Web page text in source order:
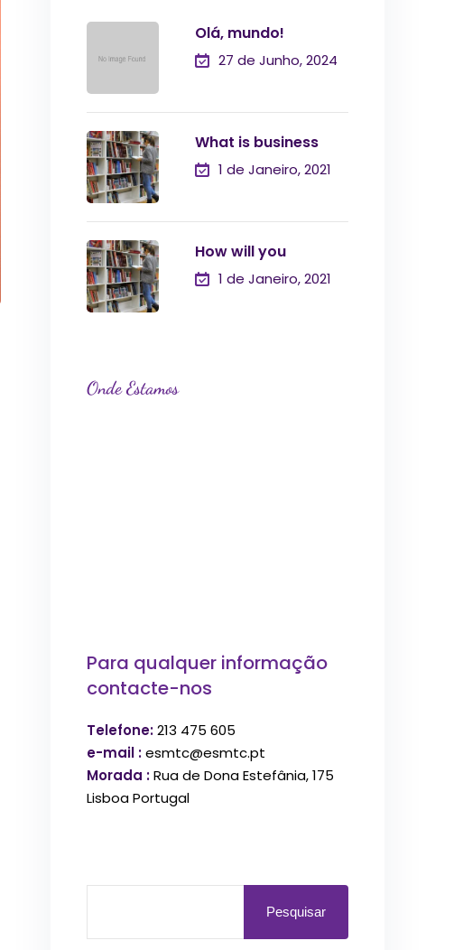
Olá, mundo!
27 de Junho, 2024
What is business
1 de Janeiro, 2021
How will you
1 de Janeiro, 2021
Onde Estamos
Para qualquer informação
contacte-nos
Telefone:213 475 605
e-mail :esmtc@esmtc.pt
Morada :Rua de Dona Estefânia, 175
Lisboa Portugal
Pesquisar